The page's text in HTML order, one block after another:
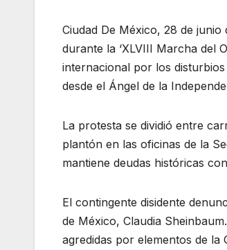
Ciudad De México, 28 de
durante la ‘XLVIII Marcha del
internacional por los
desde el Ángel de la
La protesta se dividió entre
plantón en las oficinas de la
mantiene deudas históricas
El contingente disidente
de México, Claudia
agredidas por elementos de la